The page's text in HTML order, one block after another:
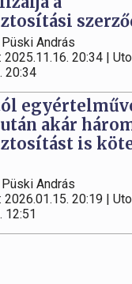
András
2025.11.16. 20:34 |
20:34
akár
is
András
2026.01.15. 20:19 |
12:51